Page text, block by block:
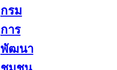
กรม
การ
พัฒนา